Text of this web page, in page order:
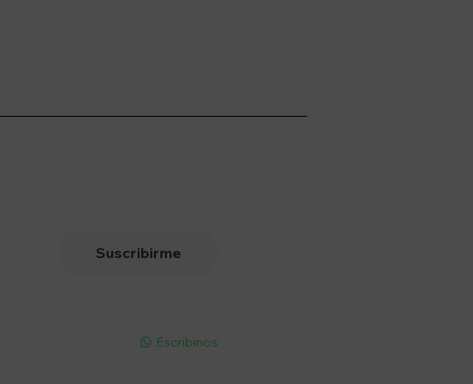
Suscribirme
 Escribinos